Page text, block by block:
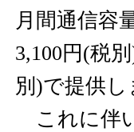
月間通信容
3,100円(税
別)で提供
これに伴